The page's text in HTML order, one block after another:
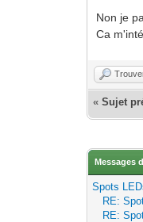
Non je
Ca
«Sujet
Messages
Spots
RE:
RE: